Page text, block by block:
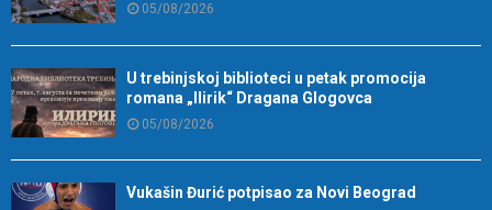
05/08/2026
U trebinjskoj biblioteci u petak promocija
romana „Ilirik“ Dragana Glogovca
05/08/2026
Vukašin Đurić potpisao za Novi Beograd